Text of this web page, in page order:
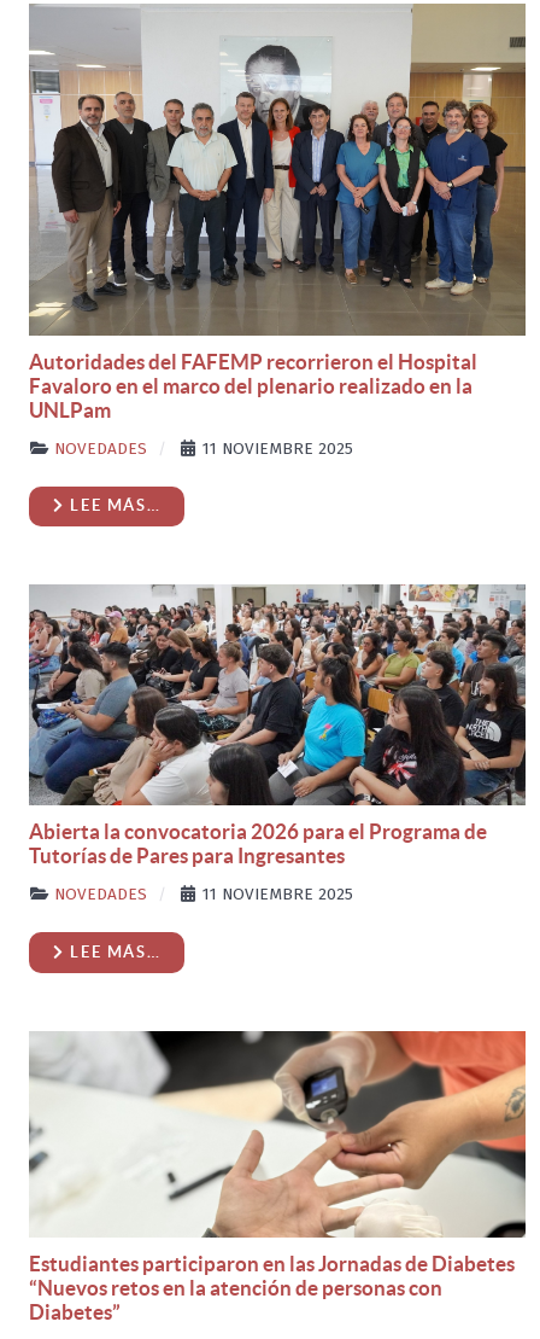
Autoridades del FAFEMP recorrieron el Hospital
Favaloro en el marco del plenario realizado en la
UNLPam
NOVEDADES 11 NOVIEMBRE 2025
LEE MÁS…
Abierta la convocatoria 2026 para el Programa de
Tutorías de Pares para Ingresantes
NOVEDADES 11 NOVIEMBRE 2025
LEE MÁS…
Estudiantes participaron en las Jornadas de Diabetes
“Nuevos retos en la atención de personas con
Diabetes”